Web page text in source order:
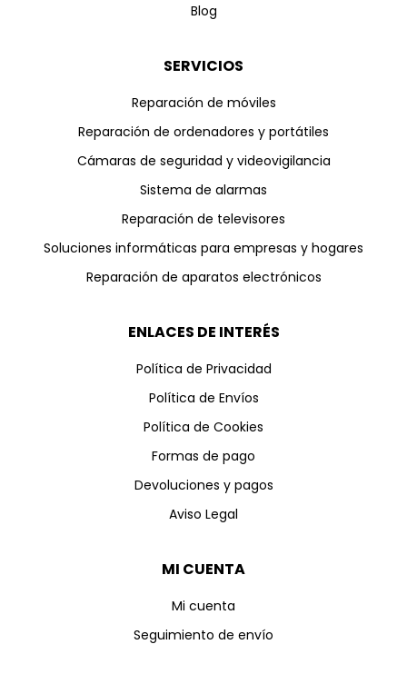
Blog
SERVICIOS
Reparación de móviles
Reparación de ordenadores y portátiles
Cámaras de seguridad y videovigilancia
Sistema de alarmas
Reparación de televisores
Soluciones informáticas para empresas y hogares
Reparación de aparatos electrónicos
ENLACES DE INTERÉS
Política de Privacidad
Política de Envíos
Política de Cookies
Formas de pago
Devoluciones y pagos
Aviso Legal
MI CUENTA
Mi cuenta
Seguimiento de envío